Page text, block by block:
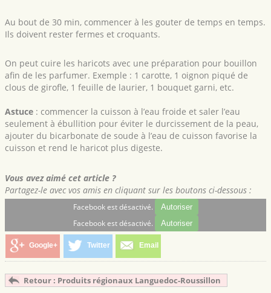
Au bout de 30 min, commencer à les gouter de temps en temps.
Ils doivent rester fermes et croquants.
On peut cuire les haricots avec une préparation pour bouillon
afin de les parfumer. Exemple : 1 carotte, 1 oignon piqué de
clous de girofle, 1 feuille de laurier, 1 bouquet garni, etc.
Astuce : commencer la cuisson à l’eau froide et saler l’eau
seulement à ébullition pour éviter le durcissement de la peau,
ajouter du bicarbonate de soude à l’eau de cuisson favorise la
cuisson et rend le haricot plus digeste.
Vous avez aimé cet article ?
Partagez-le avec vos amis en cliquant sur les boutons ci-dessous :
Facebook est désactivé. Autoriser
Facebook est désactivé. Autoriser
Google+ Twitter Email
Retour : Produits régionaux Languedoc-Roussillon